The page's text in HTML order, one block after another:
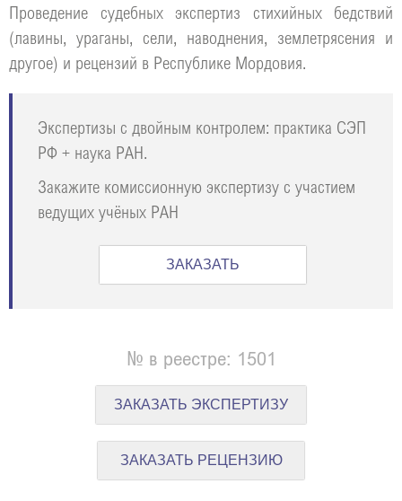
Проведение судебных экспертиз стихийных бедствий
(лавины, ураганы, сели, наводнения, землетрясения и
другое) и рецензий в Республике Мордовия.
Экспертизы с двойным контролем: практика СЭП
РФ + наука РАН.
Закажите комиссионную экспертизу с участием
ведущих учёных РАН
ЗАКАЗАТЬ
№ в реестре: 1501
ЗАКАЗАТЬ ЭКСПЕРТИЗУ
ЗАКАЗАТЬ РЕЦЕНЗИЮ